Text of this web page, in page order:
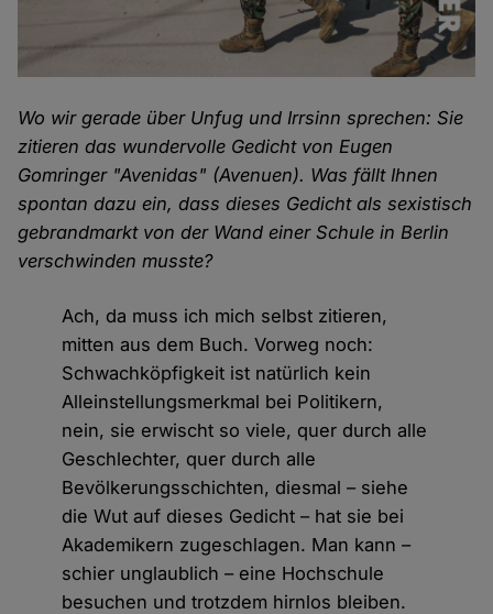
Wo wir gerade über Unfug und Irrsinn sprechen: Sie
zitieren das wundervolle Gedicht von Eugen
Gomringer "Avenidas" (Avenuen). Was fällt Ihnen
spontan dazu ein, dass dieses Gedicht als sexistisch
gebrandmarkt von der Wand einer Schule in Berlin
verschwinden musste?
Ach, da muss ich mich selbst zitieren,
mitten aus dem Buch. Vorweg noch:
Schwachköpfigkeit ist natürlich kein
Alleinstellungsmerkmal bei Politikern,
nein, sie erwischt so viele, quer durch alle
Geschlechter, quer durch alle
Bevölkerungsschichten, diesmal – siehe
die Wut auf dieses Gedicht – hat sie bei
Akademikern zugeschlagen. Man kann –
schier unglaublich – eine Hochschule
besuchen und trotzdem hirnlos bleiben.